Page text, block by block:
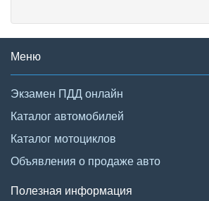
Меню
Экзамен ПДД онлайн
Каталог автомобилей
Каталог мотоциклов
Объявления о продаже авто
Полезная информация